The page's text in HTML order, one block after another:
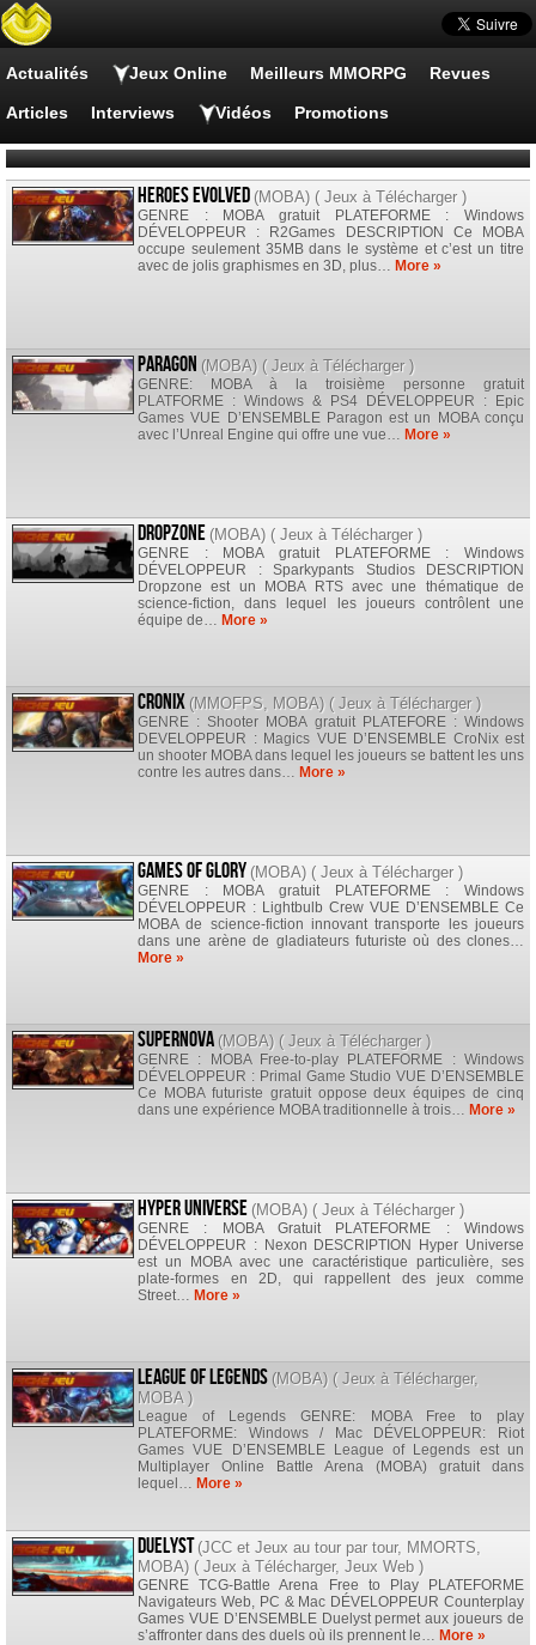
Actualités Jeux Online Meilleurs MMORPG Revues
Articles Interviews Vidéos Promotions
Heroes Evolved (MOBA) ( Jeux à Télécharger )
GENRE : MOBA gratuit PLATEFORME : Windows
DÉVELOPPEUR : R2Games DESCRIPTION Ce MOBA
occupe seulement 35MB dans le système et c’est un titre
avec de jolis graphismes en 3D, plus… More »
Paragon (MOBA) ( Jeux à Télécharger)
GENRE: MOBA à la troisième personne gratuit
PLATFORME : Windows & PS4 DÉVELOPPEUR : Epic
Games VUE D’ENSEMBLE Paragon est un MOBA conçu
avec l’Unreal Engine qui offre une vue… More »
Dropzone (MOBA) ( Jeux à Télécharger )
GENRE : MOBA gratuit PLATEFORME : Windows
DÉVELOPPEUR : Sparkypants Studios DESCRIPTION
Dropzone est un MOBA RTS avec une thématique de
science-fiction, dans lequel les joueurs contrôlent une
équipe de… More »
CroNix (MMOFPS, MOBA) ( Jeux à Télécharger)
GENRE : Shooter MOBA gratuit PLATEFORE : Windows
DEVELOPPEUR : Magics VUE D’ENSEMBLE CroNix est
un shooter MOBA dans lequel les joueurs se battent les uns
contre les autres dans… More »
Games of Glory (MOBA) ( Jeux à Télécharger )
GENRE : MOBA gratuit PLATEFORME : Windows
DÉVELOPPEUR : Lightbulb Crew VUE D’ENSEMBLE Ce
MOBA de science-fiction innovant transporte les joueurs
dans une arène de gladiateurs futuriste où des clones…
More »
Supernova (MOBA) ( Jeux à Télécharger)
GENRE : MOBA Free-to-play PLATEFORME : Windows
DÉVELOPPEUR : Primal Game Studio VUE D’ENSEMBLE
Ce MOBA futuriste gratuit oppose deux équipes de cinq
dans une expérience MOBA traditionnelle à trois… More »
Hyper Universe (MOBA) ( Jeux à Télécharger )
GENRE : MOBA Gratuit PLATEFORME : Windows
DÉVELOPPEUR : Nexon DESCRIPTION Hyper Universe
est un MOBA avec une caractéristique particulière, ses
plate-formes en 2D, qui rappellent des jeux comme
Street… More »
League of Legends (MOBA) ( Jeux à Télécharger,
MOBA)
League of Legends GENRE: MOBA Free to play
PLATEFORME: Windows / Mac DÉVELOPPEUR: Riot
Games VUE D’ENSEMBLE League of Legends est un
Multiplayer Online Battle Arena (MOBA) gratuit dans
lequel… More »
Duelyst (JCC et Jeux au tour par tour, MMORTS,
MOBA) ( Jeux à Télécharger, Jeux Web )
GENRE TCG-Battle Arena Free to Play PLATEFORME
Navigateurs Web, PC & Mac DÉVELOPPEUR Counterplay
Games VUE D’ENSEMBLE Duelyst permet aux joueurs de
s’affronter dans des duels où ils prennent le… More »